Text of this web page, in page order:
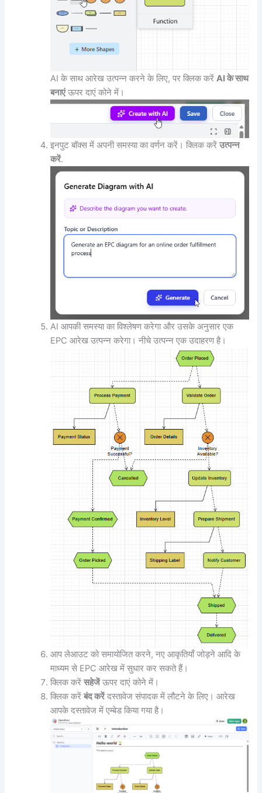
AI के साथ आरेख उत्पन्न करने के लिए, पर क्लिक करेंAI के साथ
बनाएंऊपर दाएं कोने में।
इनपुट बॉक्स में अपनी समस्या का वर्णन करें। क्लिक करेंउत्पन्न
करें.
AI आपकी समस्या का विश्लेषण करेगा और उसके अनुसार एक
EPC आरेख उत्पन्न करेगा। नीचे उत्पन्न एक उदाहरण है।
आप लेआउट को समायोजित करने, नए आकृतियाँ जोड़ने आदि के
माध्यम से EPC आरेख में सुधार कर सकते हैं।
क्लिक करेंसहेजेंऊपर दाएं कोने में।
क्लिक करेंबंद करेंदस्तावेज संपादक में लौटने के लिए। आरेख
आपके दस्तावेज में एम्बेड किया गया है।